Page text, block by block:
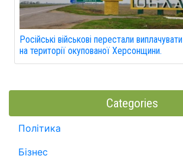
Російські військові перестали
на території окупованої Херсонщини.
Categories
Політика
Бізнес